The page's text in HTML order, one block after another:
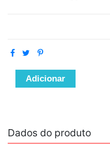
Adicionar
Dados do produto